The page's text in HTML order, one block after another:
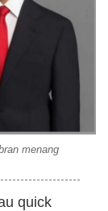
menang
quick